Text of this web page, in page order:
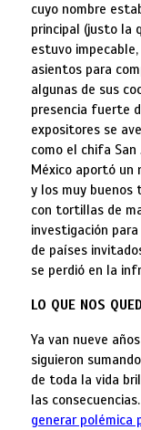
cuyo nombre
principal (justo la
estuvo
asientos para
algunas de sus
presencia fuerte
expositores se
como el chifa San
México aportó un
y los muy buenos
con tortillas de
investigación
de países
se perdió en la
LO QUE NOS
Ya van nueve
siguieron
de toda la vida
las
generar polémica